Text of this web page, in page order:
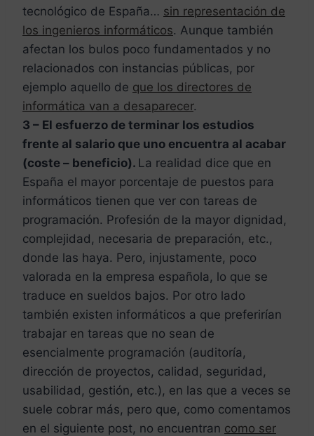
tecnológico de España… sin representación de
los ingenieros informáticos. Aunque también
afectan los bulos poco fundamentados y no
relacionados con instancias públicas, por
ejemplo aquello de que los directores de
informática van a desaparecer.
3 – El esfuerzo de terminar los estudios
frente al salario que uno encuentra al acabar
(coste – beneficio). La realidad dice que en
España el mayor porcentaje de puestos para
informáticos tienen que ver con tareas de
programación. Profesión de la mayor dignidad,
complejidad, necesaria de preparación, etc.,
donde las haya. Pero, injustamente, poco
valorada en la empresa española, lo que se
traduce en sueldos bajos. Por otro lado
también existen informáticos a que preferirían
trabajar en tareas que no sean de
esencialmente programación (auditoría,
dirección de proyectos, calidad, seguridad,
usabilidad, gestión, etc.), en las que a veces se
suele cobrar más, pero que, como comentamos
en el siguiente post, no encuentran como ser